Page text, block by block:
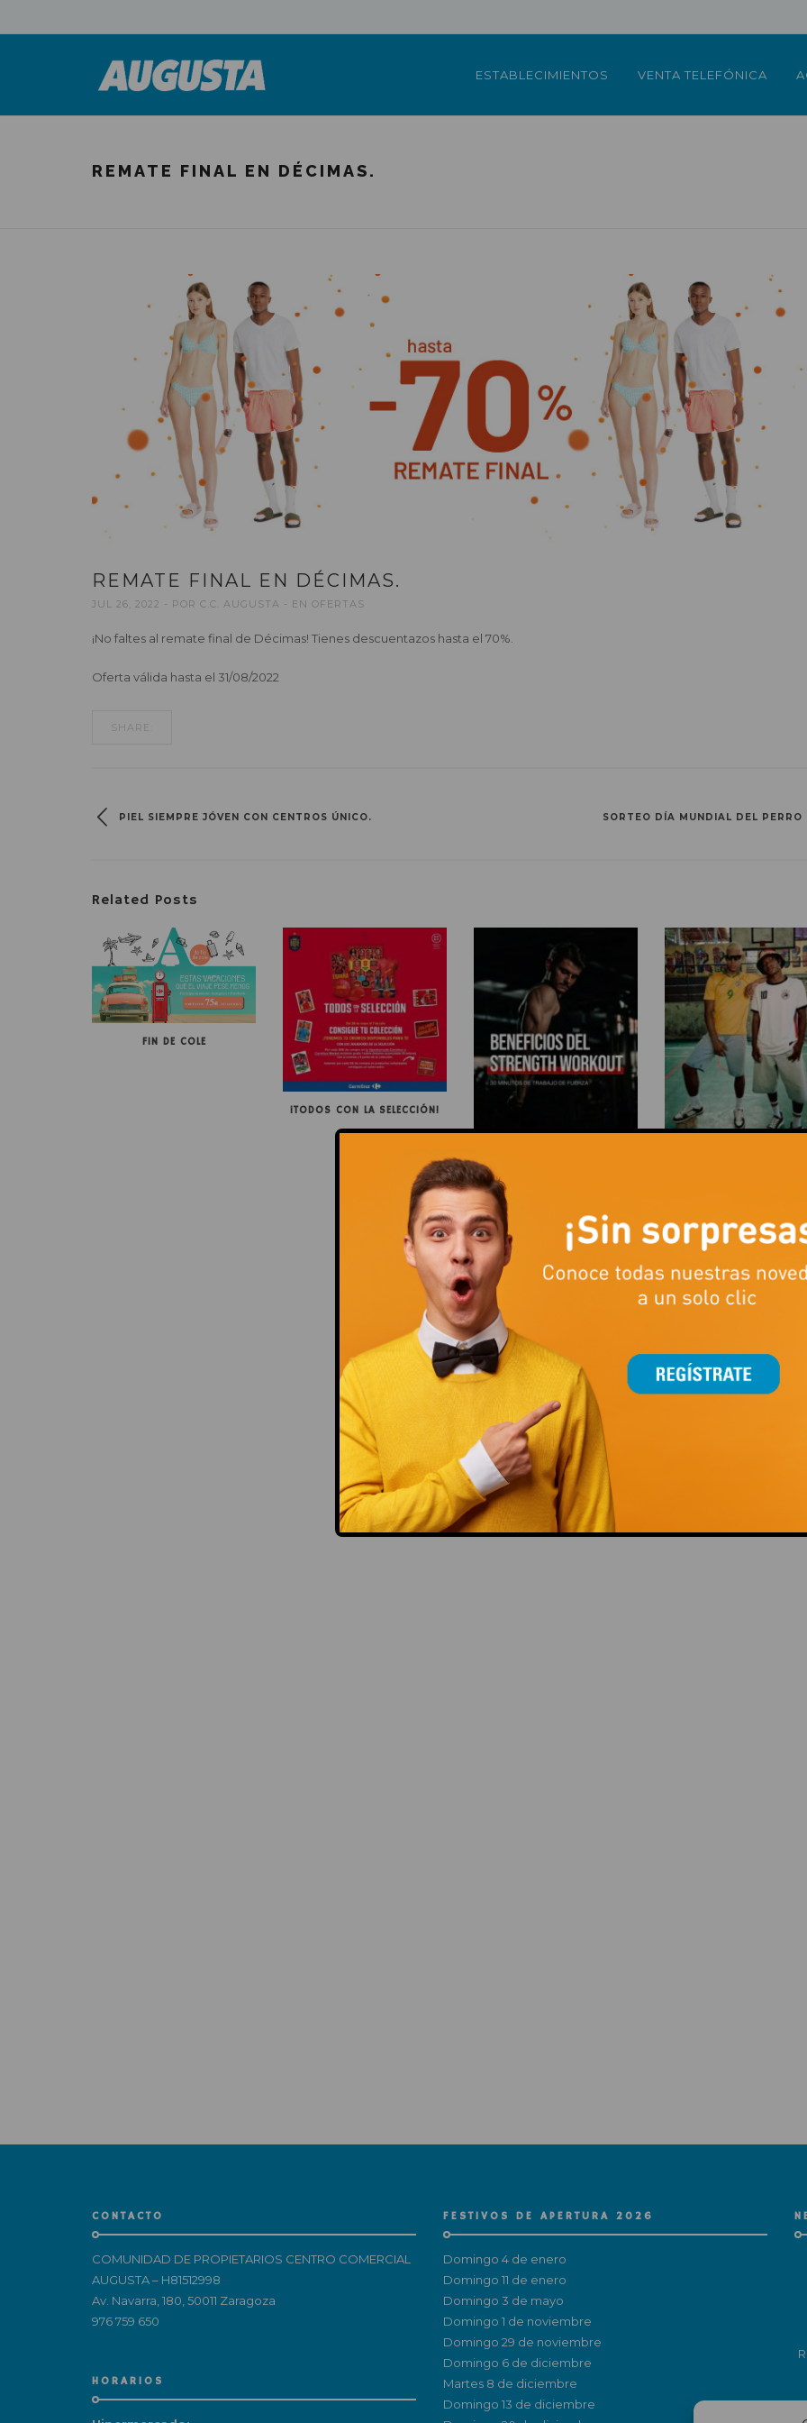
ESTABLECIMIENTOS VENTA TELEFÓNICA
REMATE FINAL EN DÉCIMAS.
REMATE FINAL EN DÉCIMAS.
JUL 26, 2022 POR C.C. AUGUSTA EN OFERTAS
¡No faltes al remate final de Décimas! Tienes descuentazos hasta el 70%.
Oferta válida hasta el 31/08/2022
SHARE:
PIEL SIEMPRE JÓVEN CON CENTROS ÚNICO. SORTEO DÍA MUNDIAL DEL PERRO
Related Posts
FIN DE COLE
¡TODOS CON LA SELECCIÓN!
MÁS QUE LEVANTAR PESO
CONTACTO
COMUNIDAD DE PROPIETARIOS CENTRO COMERCIAL
AUGUSTA – H81512998
Av. Navarra, 180, 50011 Zaragoza
976 759 650
HORARIOS
FESTIVOS DE APERTURA 2026
Domingo 4 de enero
Domingo 11 de enero
Domingo 3 de mayo
Domingo 1 de noviembre
Domingo 29 de noviembre
Domingo 6 de diciembre
Martes 8 de diciembre
Domingo 13 de diciembre